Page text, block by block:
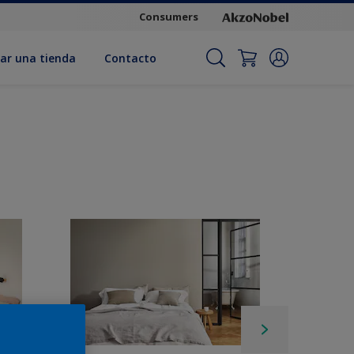
Consumers
una tienda Contacto